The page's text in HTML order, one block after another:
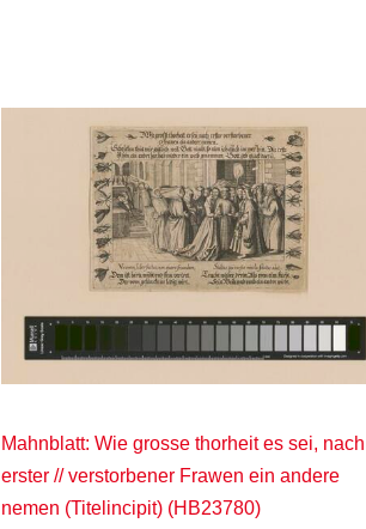
Mahnblatt: Wie grosse thorheit es sei, nach
erster // verstorbener Frawen ein andere
nemen (Titelincipit) (HB23780)